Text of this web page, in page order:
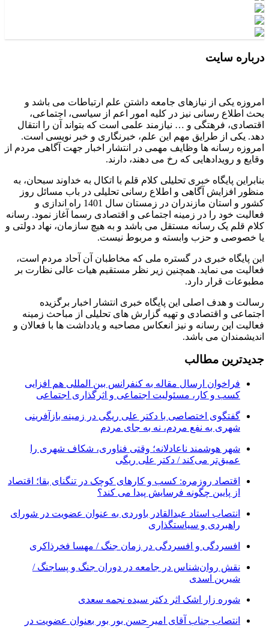
درباره سایت
امروزه یکی از نیازهای جامعه داشتن علم ارتباطات می باشد و
بحث اطلاع رسانی نیز در کلیه امور اعم از سیاسی، اجتماعی،
اقتصادی، فرهتگی و … نیازمند علمی است که بتواند آن را انتقال
دهد. یکی از طرایق مهم این علم، خبرنگاری و خبر نویسی است.
امروزه رسانه ها وظایف مهمی در انتشار اخبار جهت آگاهی مردم از
وقایع و رویدادهایی که رخ می دهند، دارند.
بنابراین پایگاه خبری تحلیلی کلام قلم با اتکال به خداوند سبحان، به
منظور افزایش آگاهی و اطلاع رسانی تحلیلی در باب مسائل روز
کشور و استان مازندران در زمستان سال 1401 راه اندازی و
فعالیت خود را در زمینه اجتماعی و اقتصادی رسما آغاز نمود. رسانه
کلام قلم یک رسانه مستقل می باشد و به هیچ سازمان، نهاد دولتی و
یا خصوصی و حزب وابسته و مربوط نیست.
این پایگاه خبری در گستره ملی که مخاطبان آن آحاد مردم است،
فعالیت می نماید. همچنین زیر نظر مستقیم هیات عالی نظارت بر
مطبوعات قرار دارد.
رسالت و هدف اصلی این پایگاه خبری انتشار اخبار برگزیده
اجتماعی و اقتصادی و تهیه گزارش های تحلیلی از مباحث زمینه
فعالیت این رسانه و نیز انعکاس مصاحبه و یادداشت ها با فعالان و
اندیشمندان می باشد.
جدیدترین مطالب
فراخوان ارسال مقاله به کنفرانس بین المللی هم افزایی
کسب و کار، مسئولیت اجتماعی و اثرگذاری اجتماعی
گفتگوی اختصاصی با دکتر علی ریگی در زمینه بازآفرینی
شهری به نفع مردم، نه به جای مردم
شهر هوشمند ناعادلانه؛ وقتی فناوری، شکاف شهری را
عمیق‌تر می‌کند / دکتر علی ریگی
اقتصاد روزمره: کسب‌ و کارهای کوچک در تنگنای بقا؛ اقتصاد
از پایین چگونه فرسایش پیدا می کند؟
انتصاب استاد عبدالقادر باوردی به عنوان عضویت در شورای
راهبردی و سیاستگذاری
افسردگی و افسردگی در زمان جنگ / مهسا فخرذاکری
نقش روان‌شناس در جامعه در دوران جنگ و پساجنگ /
شیرین اسدی
شوره زار اشک اثر دکتر سیده نجمه سعدی
انتصاب جناب آقای امیر حسن بور بور بعنوان عضویت در